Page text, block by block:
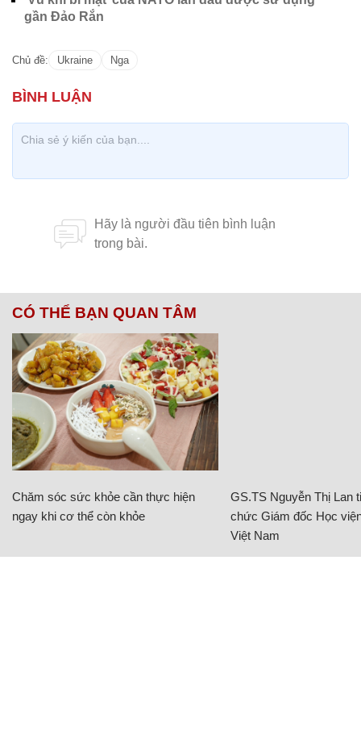
gần Đảo Rắn
Chủ đề: Ukraine Nga
CÓ THỂ BẠN QUAN TÂM
Chăm sóc sức khỏe cần thực hiện
ngay khi cơ thể còn khỏe
GS.TS Nguyễn Thị Lan
chức Giám đốc Học
Việt Nam